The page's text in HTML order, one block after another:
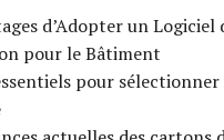
d’Adopter un Logiciel
pour le Bâtiment
pour